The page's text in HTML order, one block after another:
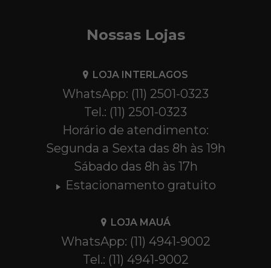
Nossas Lojas
LOJA INTERLAGOS
WhatsApp: (11) 2501-0323
Tel.: (11) 2501-0323
Horário de atendimento:
Segunda a Sexta das 8h às 19h
Sábado das 8h às 17h
Estacionamento gratuito
LOJA MAUÁ
WhatsApp: (11) 4941-9002
Tel.: (11) 4941-9002